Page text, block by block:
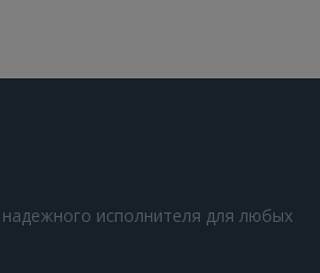
исполнителя для любых